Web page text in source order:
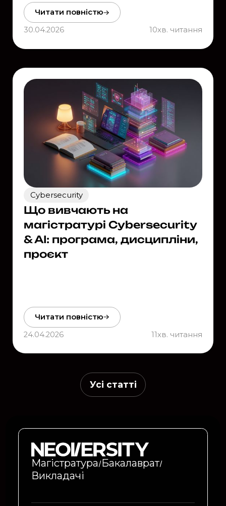
Читати повністю
30.04.2026
10хв. читання
Cybersecurity
Що вивчають на
магістратурі Cybersecurity
& AI: програма, дисципліни,
проєкт
Читати повністю
24.04.2026
11хв. читання
Усі статті
Магістратура Бакалаврат
Викладачі